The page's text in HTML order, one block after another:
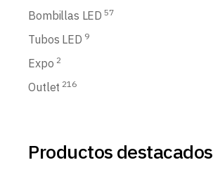
Bombillas LED 57
Tubos LED 9
Expo 2
Outlet 216
Productos destacados